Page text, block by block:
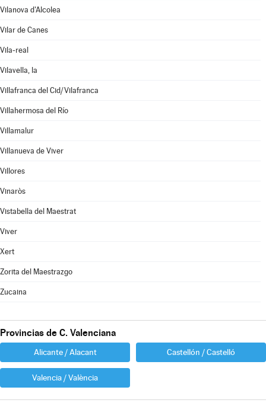
Vilanova d'Alcolea
Vilar de Canes
Vila-real
Vilavella, la
Villafranca del Cid/Vilafranca
Villahermosa del Río
Villamalur
Villanueva de Viver
Villores
Vinaròs
Vistabella del Maestrat
Viver
Xert
Zorita del Maestrazgo
Zucaina
Provincias de C. Valenciana
Alicante / Alacant Castellón / Castelló
Valencia / València